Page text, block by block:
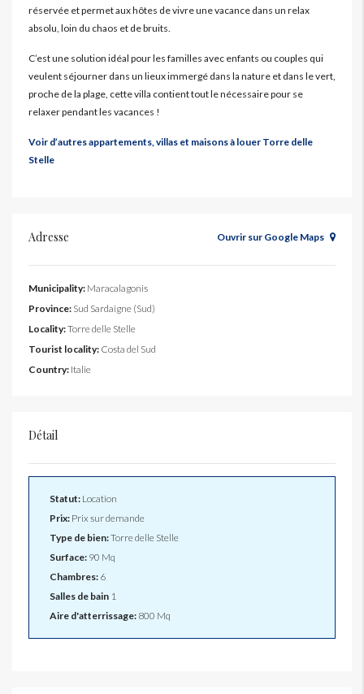
réservée et permet aux hôtes de vivre une vacance dans un relax
absolu, loin du chaos et de bruits.
C’est une solution idéal pour les familles avec enfants ou couples qui
veulent séjourner dans un lieux immergé dans la nature et dans le vert,
proche de la plage, cette villa contient tout le nécessaire pour se
relaxer pendant les vacances !
Voir d’autres appartements, villas et maisons à louer Torre delle
Stelle
Adresse Ouvrir sur Google Maps
Municipality: Maracalagonis
Province: Sud Sardaigne (Sud)
Locality:Torre delle Stelle
Tourist locality: Costa del Sud
Country: Italie
Détail
Statut: Location
Prix: Prix sur demande
Type de bien:Torre delle Stelle
Surface: 90 Mq
Chambres: 6
Salles de bain 1
Aire d'atterrissage: 800 Mq